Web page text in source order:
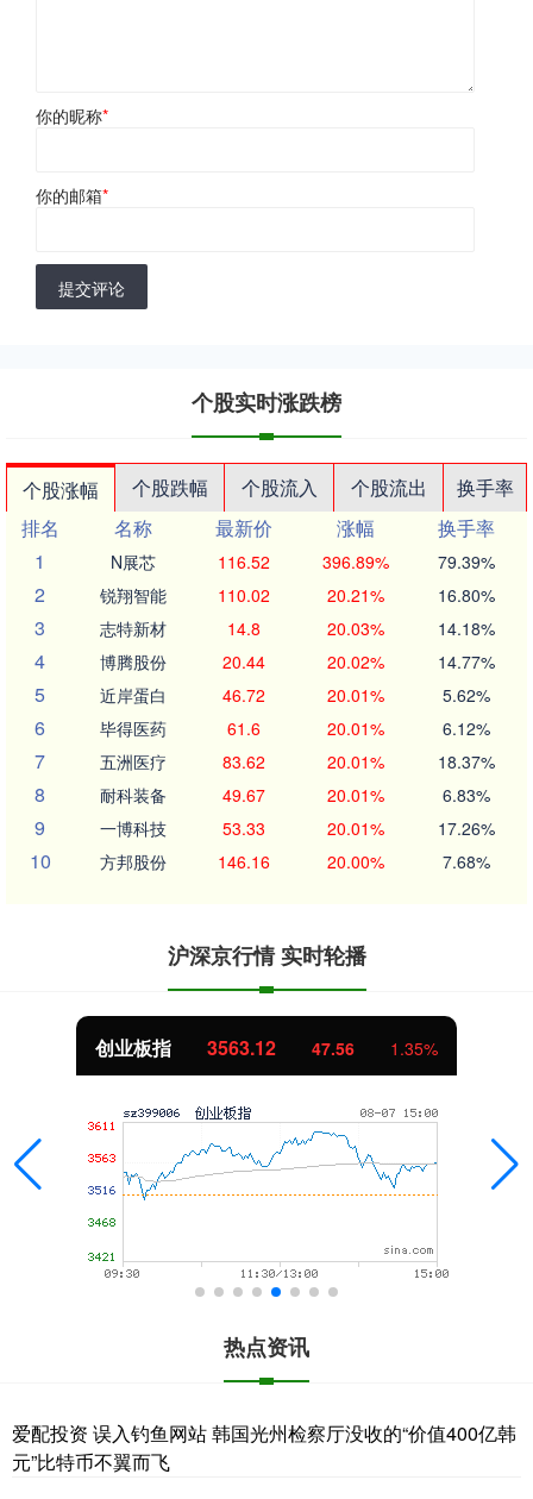
你的昵称*
你的邮箱*
提交评论
个股实时涨跌榜
个股涨幅 个股跌幅 个股流入 个股流出
换手率
排名
名称 最新价 涨幅
换手率
1
N展芯 116.52 396.89% 79.39%
2 锐翔智能 110.02 20.21% 16.80%
3 志特新材 14.8 20.03% 14.18%
4 博腾股份 20.44 20.02% 14.77%
5 近岸蛋白 46.72 20.01% 5.62%
6 毕得医药 61.6 20.01% 6.12%
7 五洲医疗 83.62 20.01% 18.37%
8 耐科装备 49.67 20.01% 6.83%
9 一博科技 53.33 20.01% 17.26%
10 方邦股份 146.16 20.00% 7.68%
沪深京行情 实时轮播
创业板指 3563.12 47.56 1.35%
热点资讯
爱配投资 误入钓鱼网站 韩国光州检察厅没收的“价值400亿韩
元”比特币不翼而飞